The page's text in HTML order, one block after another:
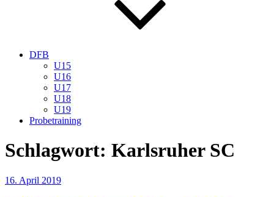
DFB
U15
U16
U17
U18
U19
Probetraining
Schlagwort: Karlsruher SC
Veröffentlicht
16. April 2019